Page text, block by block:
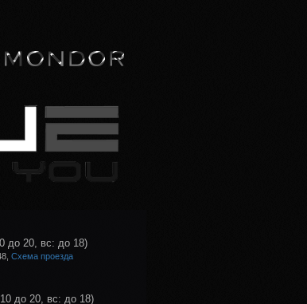
до 20, вс: до 18)
Схема проезда
до 20, вс: до 18)